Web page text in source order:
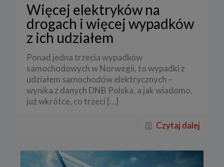
Więcej elektryków na
drogach i więcej wypadków
z ich udziałem
Ponad jedna trzecia wypadków
samochodowych w Norwegii, to wypadki z
udziałem samochodów elektrycznych –
wynika z danych DNB Polska, a jak wiadomo,
już wkrótce, co trzeci […]
Czytaj dalej